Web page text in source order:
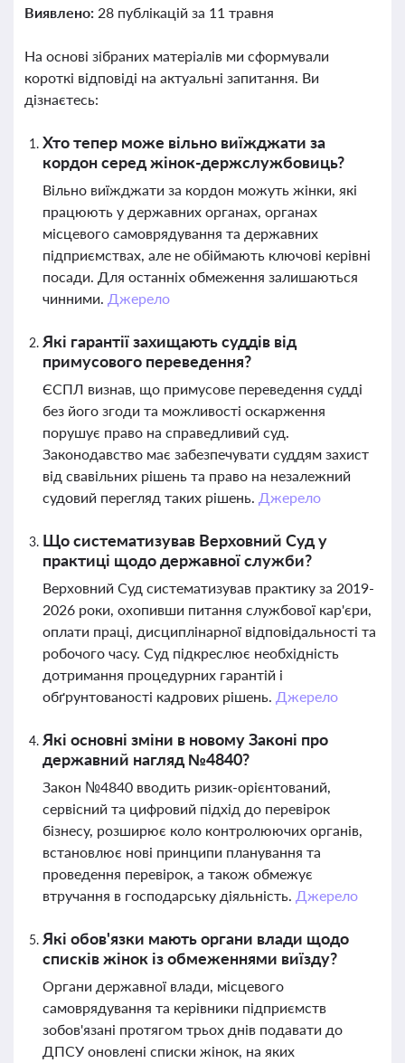
Виявлено: 28 публікацій за 11 травня
На основі зібраних матеріалів ми сформували
короткі відповіді на актуальні запитання. Ви
дізнаєтесь:
Хто тепер може вільно виїжджати за
кордон серед жінок-держслужбовиць?
Вільно виїжджати за кордон можуть жінки, які
працюють у державних органах, органах
місцевого самоврядування та державних
підприємствах, але не обіймають ключові керівні
посади. Для останніх обмеження залишаються
чинними. Джерело
Які гарантії захищають суддів від
примусового переведення?
ЄСПЛ визнав, що примусове переведення судді
без його згоди та можливості оскарження
порушує право на справедливий суд.
Законодавство має забезпечувати суддям захист
від свавільних рішень та право на незалежний
судовий перегляд таких рішень. Джерело
Що систематизував Верховний Суд у
практиці щодо державної служби?
Верховний Суд систематизував практику за 2019-
2026 роки, охопивши питання службової кар'єри,
оплати праці, дисциплінарної відповідальності та
робочого часу. Суд підкреслює необхідність
дотримання процедурних гарантій і
обґрунтованості кадрових рішень. Джерело
Які основні зміни в новому Законі про
державний нагляд №4840?
Закон №4840 вводить ризик-орієнтований,
сервісний та цифровий підхід до перевірок
бізнесу, розширює коло контролюючих органів,
встановлює нові принципи планування та
проведення перевірок, а також обмежує
втручання в господарську діяльність. Джерело
Які обов'язки мають органи влади щодо
списків жінок із обмеженнями виїзду?
Органи державної влади, місцевого
самоврядування та керівники підприємств
зобов'язані протягом трьох днів подавати до
ДПСУ оновлені списки жінок, на яких